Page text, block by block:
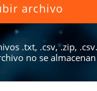
archivo
.txt, .csv, .zip,
no se